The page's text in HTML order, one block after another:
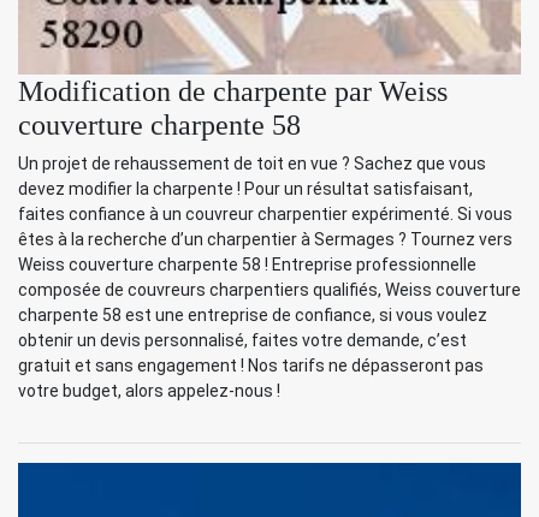
Modification de charpente par Weiss
couverture charpente 58
Un projet de rehaussement de toit en vue ? Sachez que vous
devez modifier la charpente ! Pour un résultat satisfaisant,
faites confiance à un couvreur charpentier expérimenté. Si vous
êtes à la recherche d’un charpentier à Sermages ? Tournez vers
Weiss couverture charpente 58 ! Entreprise professionnelle
composée de couvreurs charpentiers qualifiés, Weiss couverture
charpente 58 est une entreprise de confiance, si vous voulez
obtenir un devis personnalisé, faites votre demande, c’est
gratuit et sans engagement ! Nos tarifs ne dépasseront pas
votre budget, alors appelez-nous !